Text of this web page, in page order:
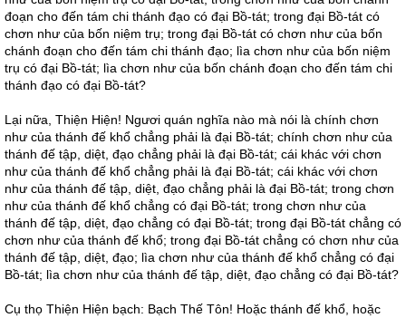
đoạn cho đến tám chi thánh đạo có đại Bồ-tát; trong đại Bồ-tát có
chơn như của bốn niệm trụ; trong đại Bồ-tát có chơn như của bốn
chánh đoạn cho đến tám chi thánh đạo; lìa chơn như của bốn niệm
trụ có đại Bồ-tát; lìa chơn như của bốn chánh đoạn cho đến tám chi
thánh đạo có đại Bồ-tát?
Lại nữa, Thiện Hiện! Ngươi quán nghĩa nào mà nói là chính chơn
như của thánh đế khổ chẳng phải là đại Bồ-tát; chính chơn như của
thánh đế tập, diệt, đạo chẳng phải là đại Bồ-tát; cái khác với chơn
như của thánh đế khổ chẳng phải là đại Bồ-tát; cái khác với chơn
như của thánh đế tập, diệt, đạo chẳng phải là đại Bồ-tát; trong chơn
như của thánh đế khổ chẳng có đại Bồ-tát; trong chơn như của
thánh đế tập, diệt, đạo chẳng có đại Bồ-tát; trong đại Bồ-tát chẳng có
chơn như của thánh đế khổ; trong đại Bồ-tát chẳng có chơn như của
thánh đế tập, diệt, đạo; lìa chơn như của thánh đế khổ chẳng có đại
Bồ-tát; lìa chơn như của thánh đế tập, diệt, đạo chẳng có đại Bồ-tát?
Cụ thọ Thiện Hiện bạch: Bạch Thế Tôn! Hoặc thánh đế khổ, hoặc